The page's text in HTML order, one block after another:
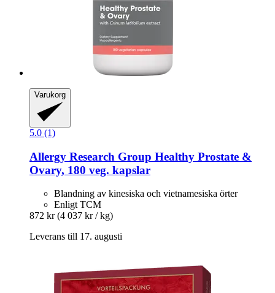
Varukorg
5.0 (1)
Allergy Research Group Healthy Prostate &
Ovary, 180 veg. kapslar
Blandning av kinesiska och vietnamesiska örter
Enligt TCM
872 kr (4 037 kr / kg)
Leverans till 17. augusti